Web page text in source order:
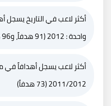
أكثر لاعب في التاريخ
واحدة : 2012 (91 هدفاً، و96 هدفاً مع الوديات)
أكثر لاعب يسجل أهدافاً
2011/2012 (73 هدفاً)